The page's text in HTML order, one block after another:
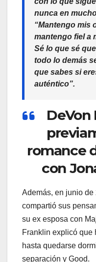
nunca en
“Mantengo mis
mantengo fiel a
Sé lo que sé
todo lo demás
que sabes si
auténtico”.
DeVon
romance
con
Además, en junio
compartió sus
su ex esposa con
Franklin explicó que
hasta quedarse
separación y Good.